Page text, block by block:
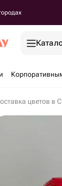
цветов в